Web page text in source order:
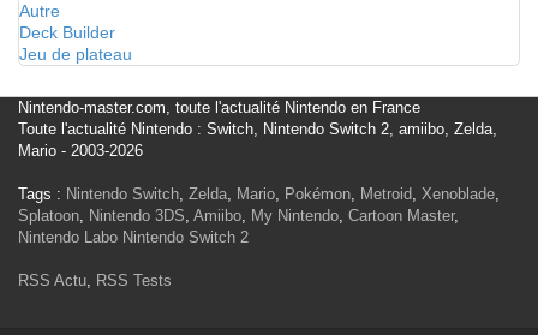
Autre
Deck Builder
Jeu de plateau
Nintendo-master.com, toute l'actualité Nintendo en France
Toute l'actualité Nintendo : Switch, Nintendo Switch 2, amiibo, Zelda,
Mario - 2003-2026
Tags : Nintendo Switch, Zelda, Mario, Pokémon, Metroid, Xenoblade,
Splatoon, Nintendo 3DS, Amiibo, My Nintendo, Cartoon Master,
Nintendo Labo Nintendo Switch 2
RSS Actu, RSS Tests